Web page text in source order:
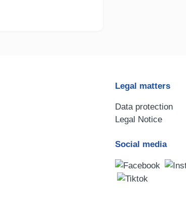
Legal matters
Data protection
Legal Notice
Social media